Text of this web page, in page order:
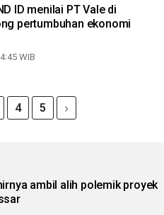
ID menilai PT Vale di
pertumbuhan ekonomi
WIB
4 5
ambil alih polemik proyek